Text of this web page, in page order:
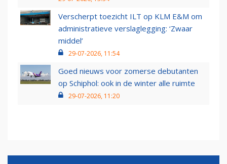
Verscherpt toezicht ILT op KLM E&M om
administratieve verslaglegging: ‘Zwaar
middel’
29-07-2026, 11:54
Goed nieuws voor zomerse debutanten
op Schiphol: ook in de winter alle ruimte
29-07-2026, 11:20